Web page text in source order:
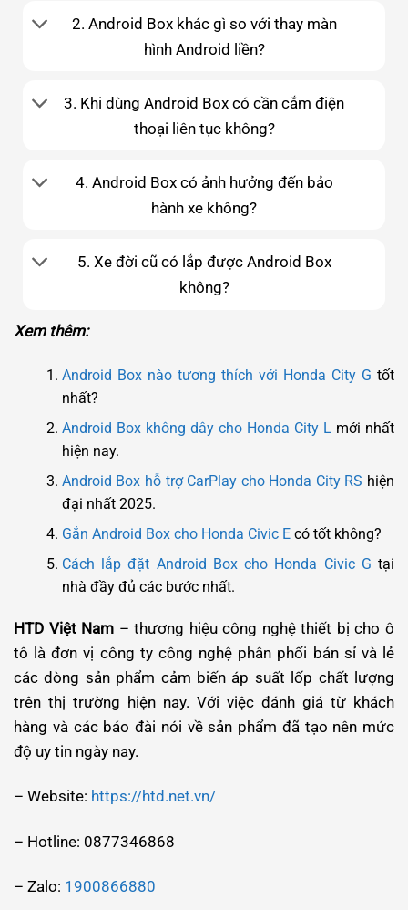
2. Android Box khác gì so với thay màn
hình Android liền?
3. Khi dùng Android Box có cần cắm điện
thoại liên tục không?
4. Android Box có ảnh hưởng đến bảo
hành xe không?
5. Xe đời cũ có lắp được Android Box
không?
Xem thêm:
Android Box nào tương thích với Honda City G tốt
nhất?
Android Box không dây cho Honda City L mới nhất
hiện nay.
Android Box hỗ trợ CarPlay cho Honda City RS hiện
đại nhất 2025.
Gắn Android Box cho Honda Civic Ecó tốt không?
Cách lắp đặt Android Box cho Honda Civic G tại
nhà đầy đủ các bước nhất.
HTD Việt Nam – thương hiệu công nghệ thiết bị cho ô
tô là đơn vị công ty công nghệ phân phối bán sỉ và lẻ
các dòng sản phẩm cảm biến áp suất lốp chất lượng
trên thị trường hiện nay. Với việc đánh giá từ khách
hàng và các báo đài nói về sản phẩm đã tạo nên mức
độ uy tin ngày nay.
– Website: https://htd.net.vn/
– Hotline: 0877346868
– Zalo: 1900866880